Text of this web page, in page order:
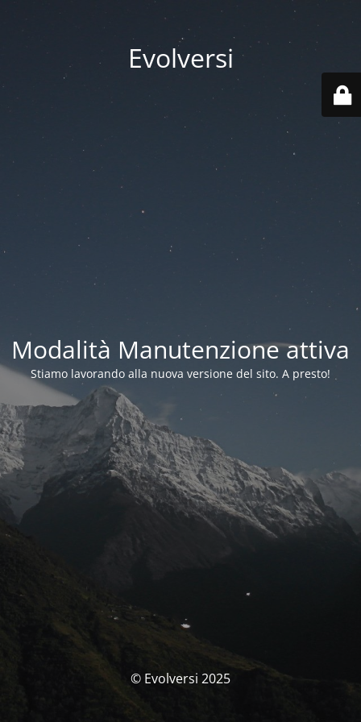
Evolversi
Modalità Manutenzione attiva
Stiamo lavorando alla nuova versione del sito. A presto!
© Evolversi 2025